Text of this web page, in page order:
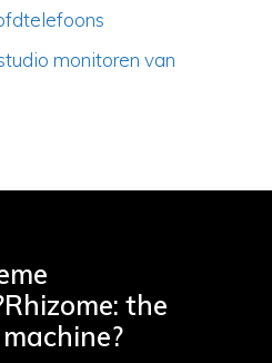
monitoren van
the